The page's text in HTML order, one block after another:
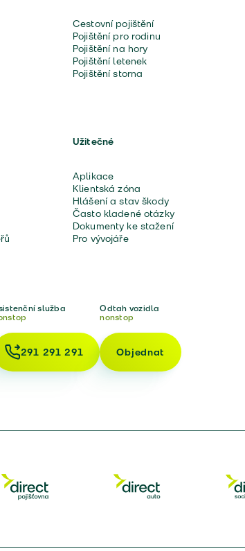
Cestovní pojištění
Pojištění pro rodinu
Pojištění na hory
Pojištění letenek
Pojištění storna
Užitečné
Aplikace
Klientská zóna
Hlášení a stav škody
Často kladené otázky
Dokumenty ke stažení
Pro vývojáře
služba
291 291 291
Odtah vozidla
nonstop
Objednat